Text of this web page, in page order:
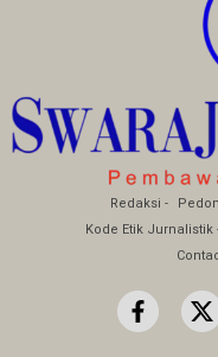
Redaksi
Kode Etik Jurnalistik